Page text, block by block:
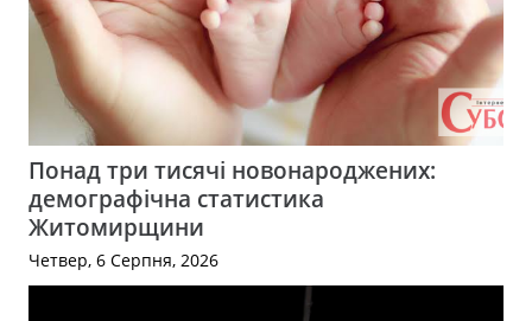
Понад три тисячі новонароджених:
демографічна статистика
Житомирщини
Четвер, 6 Серпня, 2026